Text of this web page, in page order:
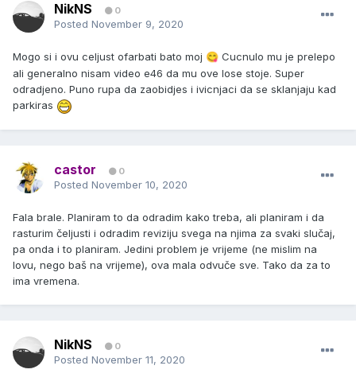
NikNS 0
Posted November 9, 2020
Mogo si i ovu celjust ofarbati bato moj 😋 Cucnulo mu je prelepo
ali generalno nisam video e46 da mu ove lose stoje. Super
odradjeno. Puno rupa da zaobidjes i ivicnjaci da se sklanjaju kad
parkiras
castor 0
Posted November 10, 2020
Fala brale. Planiram to da odradim kako treba, ali planiram i da
rasturim čeljusti i odradim reviziju svega na njima za svaki slučaj,
pa onda i to planiram. Jedini problem je vrijeme (ne mislim na
lovu, nego baš na vrijeme), ova mala odvuče sve. Tako da za to
ima vremena.
NikNS 0
Posted November 11, 2020